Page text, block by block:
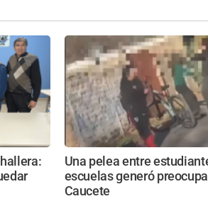
Una pelea entre
escuelas generó
Caucete